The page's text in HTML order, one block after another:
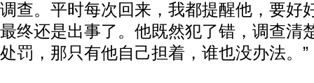
调查。平时每次回来，我都提醒他，要好
最终还是出事了。他既然犯了错，调查清
处罚，那只有他自己担着，谁也没办法。”